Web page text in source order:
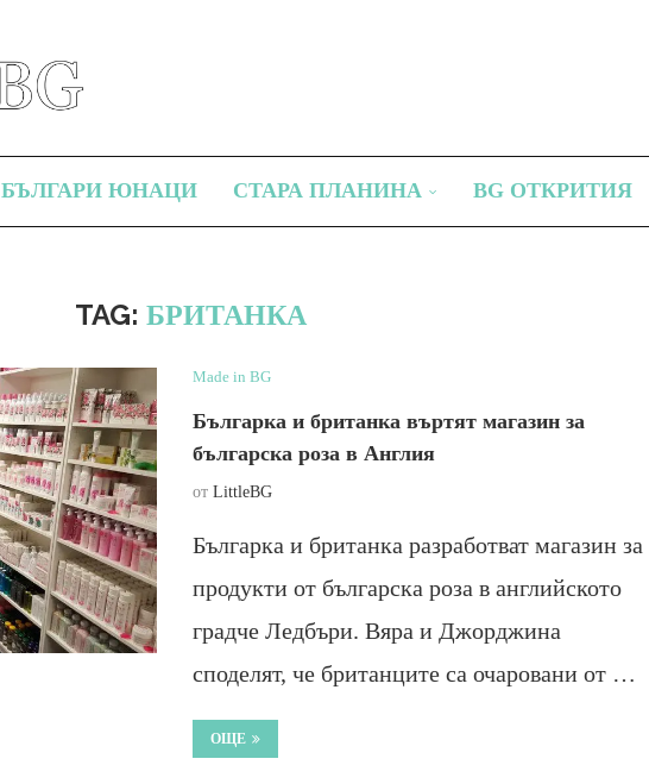
БЪЛГАРИ ЮНАЦИ СТАРА ПЛАНИНА BG ОТКРИТИЯ
TAG:БРИТАНКА
Made in BG
Българка и британка въртят магазин за
българска роза в Англия
от LittleBG
Българка и британка разработват магазин за
продукти от българска роза в английското
градче Ледбъри. Вяра и Джорджина
споделят, че британците са очаровани от …
ОЩЕ